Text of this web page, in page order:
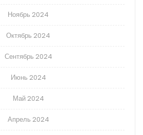
Ноябрь 2024
Октябрь 2024
Сентябрь 2024
Июнь 2024
Май 2024
Апрель 2024